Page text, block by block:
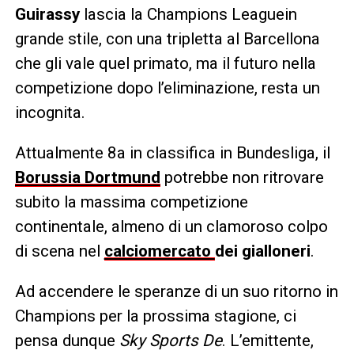
Guirassylascia la Champions Leaguein
grande stile, con una tripletta al Barcellona
che gli vale quel primato, ma il futuro nella
competizione dopo l’eliminazione, resta un
incognita.
Attualmente 8a in classifica in Bundesliga, il
Borussia Dortmund potrebbe non ritrovare
subito la massima competizione
continentale, almeno di un clamoroso colpo
di scena nel calciomercato dei gialloneri.
Ad accendere le speranze di un suo ritorno in
Champions per la prossima stagione, ci
pensa dunque Sky Sports De. L’emittente,